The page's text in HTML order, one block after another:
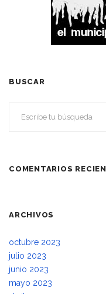
BUSCAR
COMENTARIOS
ARCHIVOS
octubre 2023
julio 2023
junio 2023
mayo 2023